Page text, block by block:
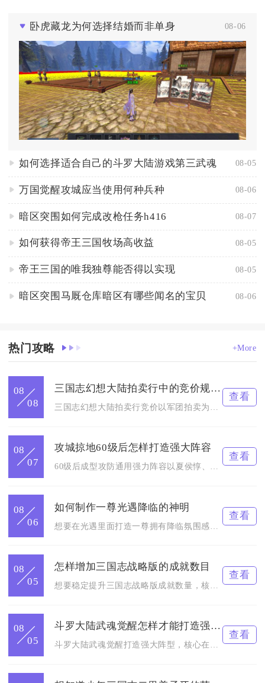
卧虎藏龙为何选择结婚而非单身 08-06
如何选择适合自己的斗罗大陆游戏第三武魂 08-05
万国觉醒攻城应当使用何种兵种 08-06
暗区突围如何完成改枪任务h416 08-07
如何获得帝王三国牧场高收益 08-05
帝王三国的唯我独尊能否得以实现 08-05
暗区突围马厩仓库暗区有哪些闻名的宝贝 08-06
热门攻略 +More
08
08
三国志幻想大陆拍卖行中的竞价规则是什么
查看
08
07
攻城掠地60级后怎样打造强大阵容
60级后成型攻防通用强力阵容以夏侯惇、徐晃、孙策为核心骨架，...
查看
08
06
如何制作一尊光遇降临的神明
查看
08
05
怎样增加三国志战略版的成就数目
查看
08
05
斗罗大陆武魂觉醒怎样才能打造强大的阵型
斗罗大陆武魂觉醒打造强大阵型，核心在于阵营光环适配、职业站位...
查看